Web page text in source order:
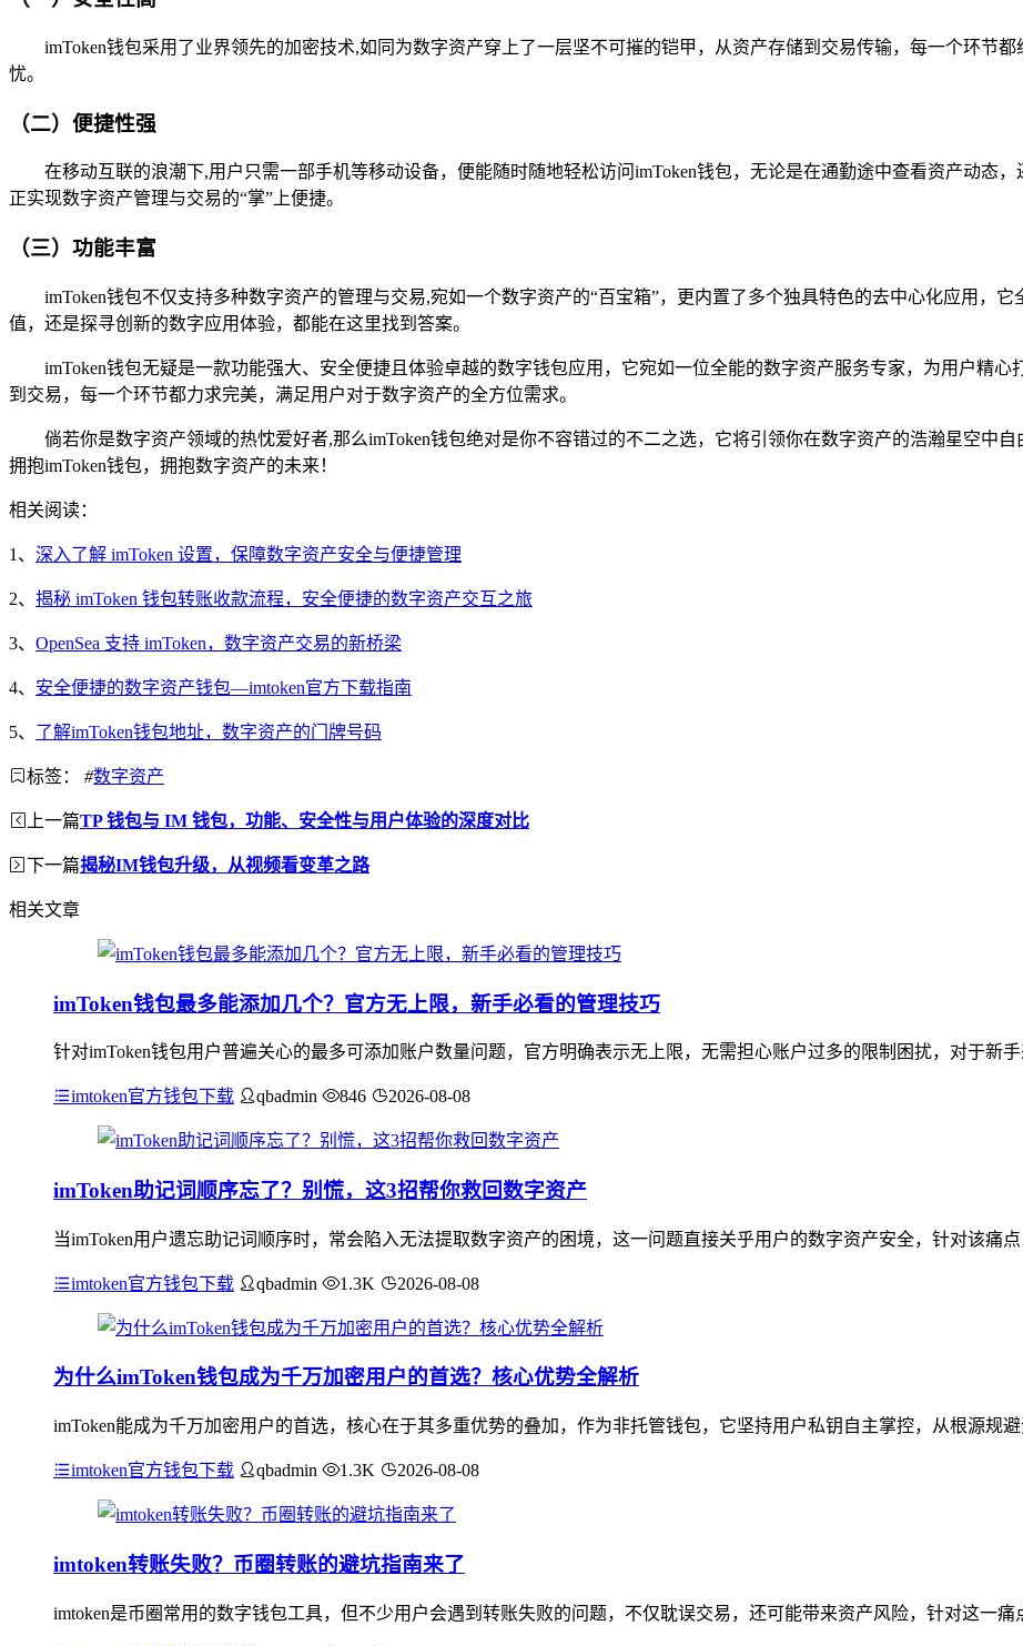
imToken钱包采用了业界领先的加密技术,如同为数字资产穿上了一层坚不可摧的铠甲，从资产存储到交易传输，每一个环节
忧。
（二）便捷性强
在移动互联的浪潮下,用户只需一部手机等移动设备，便能随时随地轻松访问imToken钱包，无论是在通勤途中查看资产动态
正实现数字资产管理与交易的“掌”上便捷。
（三）功能丰富
imToken钱包不仅支持多种数字资产的管理与交易,宛如一个数字资产的“百宝箱”，更内置了多个独具特色的去中心化应用，
值，还是探寻创新的数字应用体验，都能在这里找到答案。
imToken钱包无疑是一款功能强大、安全便捷且体验卓越的数字钱包应用，它宛如一位全能的数字资产服务专家，为用户精
到交易，每一个环节都力求完美，满足用户对于数字资产的全方位需求。
倘若你是数字资产领域的热忱爱好者,那么imToken钱包绝对是你不容错过的不二之选，它将引领你在数字资产的浩瀚星空中
拥抱imToken钱包，拥抱数字资产的未来！
相关阅读：
1、 深入了解 imToken 设置，保障数字资产安全与便捷管理
2、 揭秘 imToken 钱包转账收款流程，安全便捷的数字资产交互之旅
3、 OpenSea 支持 imToken，数字资产交易的新桥梁
4、 安全便捷的数字资产钱包—imtoken官方下载指南
5、 了解imToken钱包地址，数字资产的门牌号码
标签： #数字资产
上一篇TP 钱包与 IM 钱包，功能、安全性与用户体验的深度对比
下一篇揭秘IM钱包升级，从视频看变革之路
相关文章
imToken钱包最多能添加几个？官方无上限，新手必看的管理技巧
针对imToken钱包用户普遍关心的最多可添加账户数量问题，官方明确表示无上限，无需担心账户过多的限制困扰，对于新
imtoken官方钱包下载 qbadmin 846 2026-08-08
imToken助记词顺序忘了？别慌，这3招帮你救回数字资产
当imToken用户遗忘助记词顺序时，常会陷入无法提取数字资产的困境，这一问题直接关乎用户的数字资产安全，针对该痛
imtoken官方钱包下载 qbadmin 1.3K 2026-08-08
为什么imToken钱包成为千万加密用户的首选？核心优势全解析
imToken能成为千万加密用户的首选，核心在于其多重优势的叠加，作为非托管钱包，它坚持用户私钥自主掌控，从根源规
imtoken官方钱包下载 qbadmin 1.3K 2026-08-08
imtoken转账失败？币圈转账的避坑指南来了
imtoken是币圈常用的数字钱包工具，但不少用户会遇到转账失败的问题，不仅耽误交易，还可能带来资产风险，针对这一